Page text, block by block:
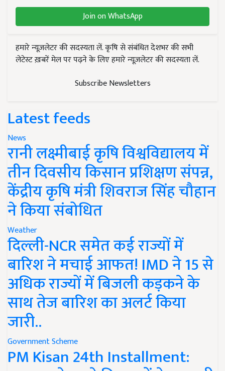
Join on WhatsApp
हमारे न्यूज़लेटर की सदस्यता लें. कृषि से संबंधित देशभर की सभी
लेटेस्ट ख़बरें मेल पर पढ़ने के लिए हमारे न्यूज़लेटर की सदस्यता लें.
Subscribe Newsletters
Latest feeds
News
रानी लक्ष्मीबाई कृषि विश्वविद्यालय में
तीन दिवसीय किसान प्रशिक्षण संपन्न,
केंद्रीय कृषि मंत्री शिवराज सिंह चौहान
ने किया संबोधित
Weather
दिल्ली-NCR समेत कई राज्यों में
बारिश ने मचाई आफत! IMD ने 15 से
अधिक राज्यों में बिजली कड़कने के
साथ तेज बारिश का अलर्ट किया
जारी..
Government Scheme
PM Kisan 24th Installment: